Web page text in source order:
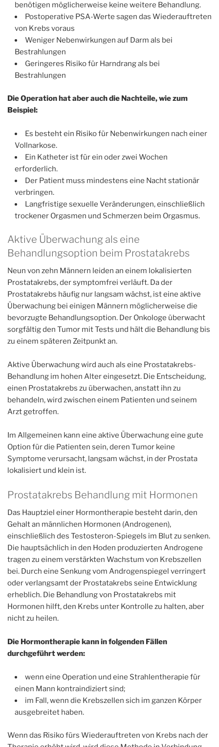
benötigen möglicherweise keine weitere Behandlung.
Postoperative PSA-Werte sagen das Wiederauftreten
von Krebs voraus
Weniger Nebenwirkungen auf Darm als bei
Bestrahlungen
Geringeres Risiko für Harndrang als bei
Bestrahlungen
Die Operation hat aber auch die Nachteile, wie zum
Beispiel:
Es besteht ein Risiko für Nebenwirkungen nach einer
Vollnarkose.
Ein Katheter ist für ein oder zwei Wochen
erforderlich.
Der Patient muss mindestens eine Nacht stationär
verbringen.
Langfristige sexuelle Veränderungen, einschließlich
trockener Orgasmen und Schmerzen beim Orgasmus.
Aktive Überwachung als eine
Behandlungsoption beim Prostatakrebs
Neun von zehn Männern leiden an einem lokalisierten
Prostatakrebs, der symptomfrei verläuft. Da der
Prostatakrebs häufig nur langsam wächst, ist eine aktive
Überwachung bei einigen Männern möglicherweise die
bevorzugte Behandlungsoption. Der Onkologe überwacht
sorgfältig den Tumor mit Tests und hält die Behandlung bis
zu einem späteren Zeitpunkt an.
Aktive Überwachung wird auch als eine Prostatakrebs-
Behandlung im hohen Alter eingesetzt. Die Entscheidung,
einen Prostatakrebs zu überwachen, anstatt ihn zu
behandeln, wird zwischen einem Patienten und seinem
Arzt getroffen.
Im Allgemeinen kann eine aktive Überwachung eine gute
Option für die Patienten sein, deren Tumor keine
Symptome verursacht, langsam wächst, in der Prostata
lokalisiert und klein ist.
Prostatakrebs Behandlung mit Hormonen
Das Hauptziel einer Hormontherapie besteht darin, den
Gehalt an männlichen Hormonen (Androgenen),
einschließlich des Testosteron-Spiegels im Blut zu senken.
Die hauptsächlich in den Hoden produzierten Androgene
tragen zu einem verstärkten Wachstum von Krebszellen
bei. Durch eine Senkung vom Androgenspiegel verringert
oder verlangsamt der Prostatakrebs seine Entwicklung
erheblich. Die Behandlung von Prostatakrebs mit
Hormonen hilft, den Krebs unter Kontrolle zu halten, aber
nicht zu heilen.
Die Hormontherapie kann in folgenden Fällen
durchgeführt werden:
wenn eine Operation und eine Strahlentherapie für
einen Mann kontraindiziert sind;
im Fall, wenn die Krebszellen sich im ganzen Körper
ausgebreitet haben.
Wenn das Risiko fürs Wiederauftreten von Krebs nach der